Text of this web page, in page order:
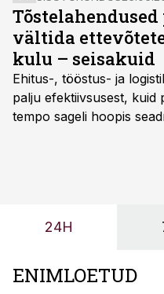
vältida
kulu – seisakuid
Ehitus-, tööstus- ja
palju efektiivsusest, kuid
tempo sageli hoopis
24H
ENIMLOETUD